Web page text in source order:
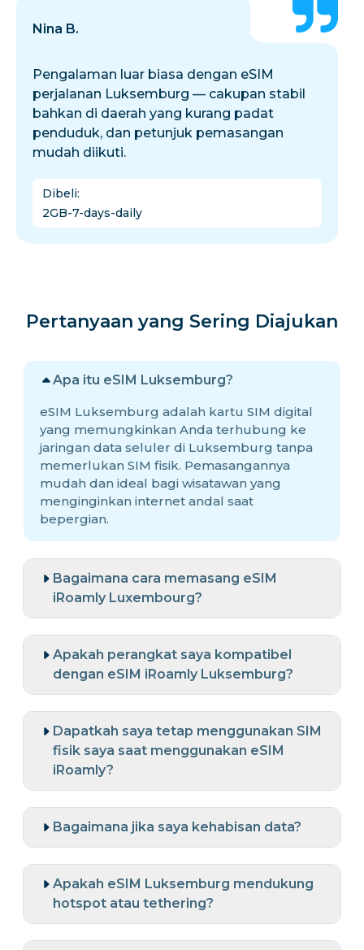
Nina B.
Pengalaman luar biasa dengan eSIM
perjalanan Luksemburg — cakupan stabil
bahkan di daerah yang kurang padat
penduduk, dan petunjuk pemasangan
mudah diikuti.
Dibeli:
2GB-7-days-daily
Pertanyaan yang Sering Diajukan
Apa itu eSIM Luksemburg?
eSIM Luksemburg adalah kartu SIM digital
yang memungkinkan Anda terhubung ke
jaringan data seluler di Luksemburg tanpa
memerlukan SIM fisik. Pemasangannya
mudah dan ideal bagi wisatawan yang
menginginkan internet andal saat
bepergian.
Bagaimana cara memasang eSIM
iRoamly Luxembourg?
Apakah perangkat saya kompatibel
dengan eSIM iRoamly Luksemburg?
Dapatkah saya tetap menggunakan SIM
fisik saya saat menggunakan eSIM
iRoamly?
Bagaimana jika saya kehabisan data?
Apakah eSIM Luksemburg mendukung
hotspot atau tethering?